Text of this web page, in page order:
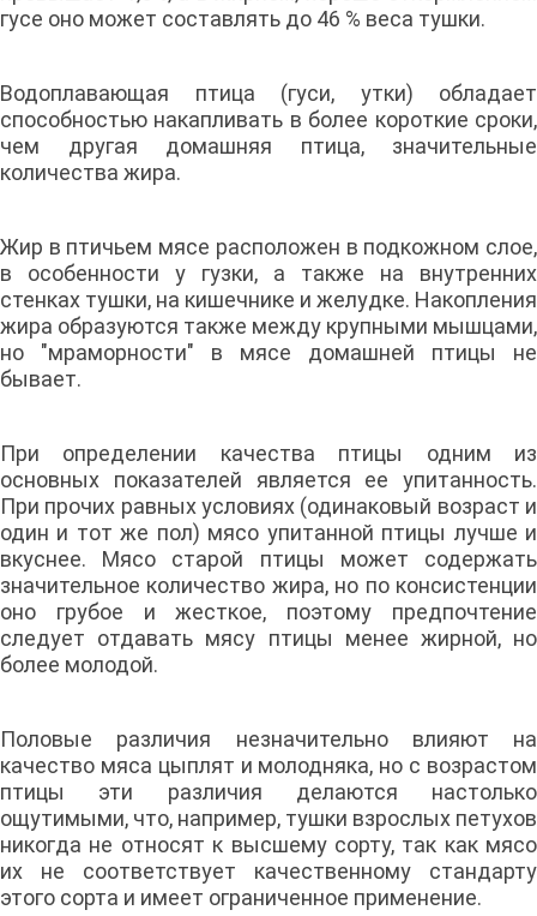
гусе оно может составлять до 46 % веса тушки.
Водоплавающая птица (гуси, утки) обладает
способностью накапливать в более короткие сроки,
чем другая домашняя птица, значительные
количества жира.
Жир в птичьем мясе расположен в подкожном слое,
в особенности у гузки, а также на внутренних
стенках тушки, на кишечнике и желудке. Накопления
жира образуются также между крупными мышцами,
но "мраморности" в мясе домашней птицы не
бывает.
При определении качества птицы одним из
основных показателей является ее упитанность.
При прочих равных условиях (одинаковый возраст и
один и тот же пол) мясо упитанной птицы лучше и
вкуснее. Мясо старой птицы может содержать
значительное количество жира, но по консистенции
оно грубое и жесткое, поэтому предпочтение
следует отдавать мясу птицы менее жирной, но
более молодой.
Половые различия незначительно влияют на
качество мяса цыплят и молодняка, но с возрастом
птицы эти различия делаются настолько
ощутимыми, что, например, тушки взрослых петухов
никогда не относят к высшему сорту, так как мясо
их не соответствует качественному стандарту
этого сорта и имеет ограниченное применение.